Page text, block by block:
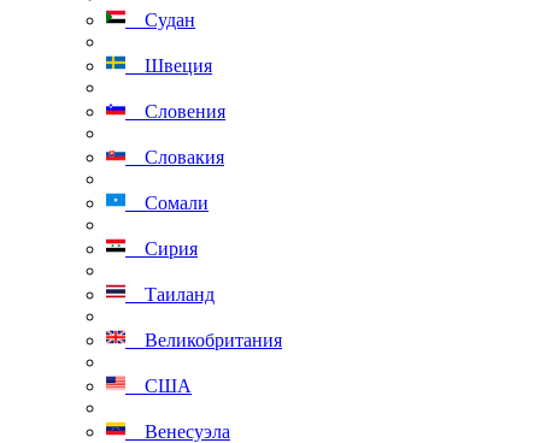
Судан
Швеция
Словения
Словакия
Сомали
Сирия
Таиланд
Великобритания
США
Венесуэла